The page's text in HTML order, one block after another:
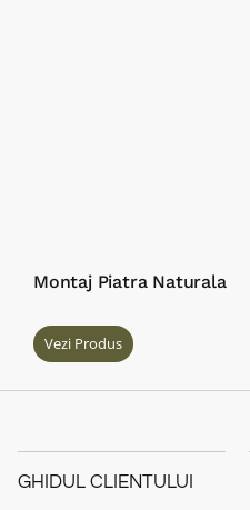
Montaj Piatra Naturala
Vezi Produs
GHIDUL CLIENTULUI